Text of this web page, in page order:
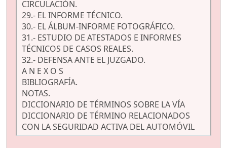
CIRCULACIÓN.
29.- EL INFORME TÉCNICO.
30.- EL ÁLBUM-INFORME FOTOGRÁFICO.
31.- ESTUDIO DE ATESTADOS E INFORMES
TÉCNICOS DE CASOS REALES.
32.- DEFENSA ANTE EL JUZGADO.
A N E X O S
BIBLIOGRAFÍA.
NOTAS.
DICCIONARIO DE TÉRMINOS SOBRE LA VÍA
DICCIONARIO DE TÉRMINO RELACIONADOS
CON LA SEGURIDAD ACTIVA DEL AUTOMÓVIL